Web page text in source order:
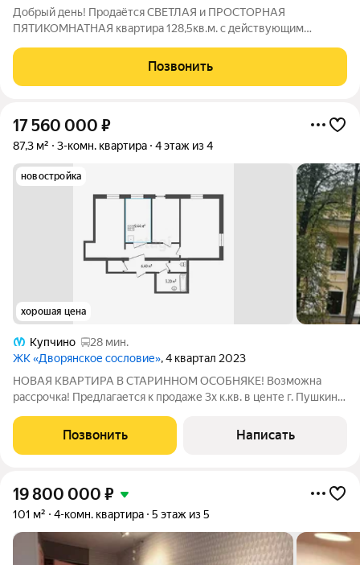
Добрый день! Продаётся СВЕТЛАЯ и ПРОСТОРНАЯ
ПЯТИКОМНАТНАЯ квартира 128,5кв.м. с действующим
после КАПРЕМОНТА - высота потолков 3.87м. в исторической
части г. Пушкин в трехминутной ПЕШЕЙ доступности от
Позвонить
17 560 000 ₽
87,3 м² 3-комн. квартира 4 этаж из 4
новостройка
хорошая цена
Купчино
28 мин.
ЖК «Дворянское сословие», 4 квартал 2023
НОВАЯ КВАРТИРА В СТАРИННОМ ОСОБНЯКЕ! Возможна
рассрочка! Предлагается к продаже 3х к.кв. в центе г. Пушкин,
вид на купола собора, расположена на четвертом,мансардном
этаже с возможностью
Позвонить Написать
19 800 000 ₽
101 м² 4-комн. квартира 5 этаж из 5